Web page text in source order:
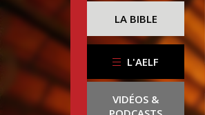
LA BIBLE
L'AELF
VIDÉOS &